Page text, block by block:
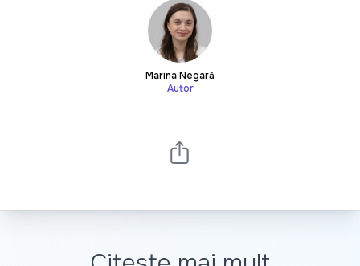
Marina Negară
Autor